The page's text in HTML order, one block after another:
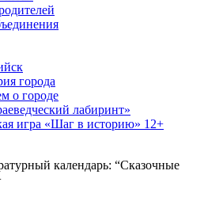
города
о городе
лабиринт»
игра «Шаг в историю» 12+
календарь: “Сказочные